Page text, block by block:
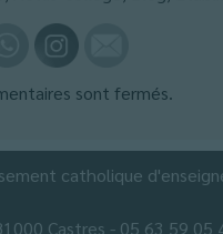
sont fermés.
catholique
Castres - 05 63 59 05